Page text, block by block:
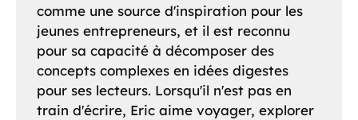
comme une source d'inspiration pour les
jeunes entrepreneurs, et il est reconnu
pour sa capacité à décomposer des
concepts complexes en idées digestes
pour ses lecteurs. Lorsqu'il n'est pas en
train d'écrire, Eric aime voyager, explorer